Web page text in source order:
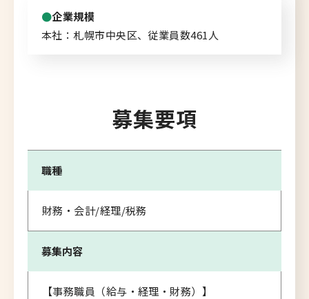
企業担当者の方へ
企業規模
本社：札幌市中央区、従業員数461人
募集要項
職種
財務・会計/経理/税務
募集内容
【事務職員（給与・経理・財務）】